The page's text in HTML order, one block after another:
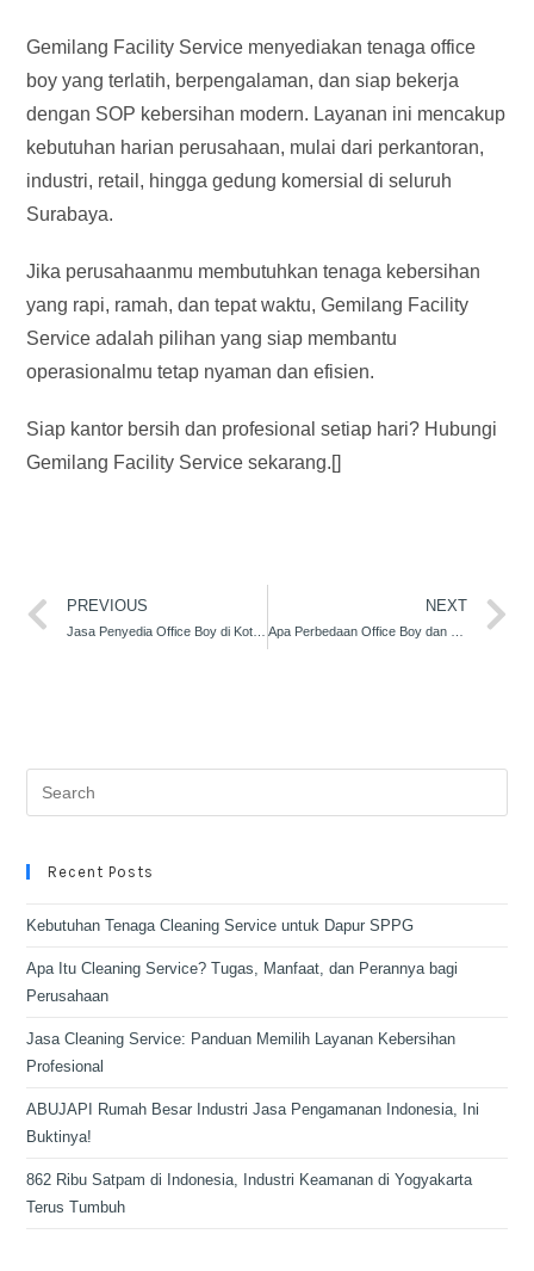
Gemilang Facility Service menyediakan tenaga office
boy yang terlatih, berpengalaman, dan siap bekerja
dengan SOP kebersihan modern. Layanan ini mencakup
kebutuhan harian perusahaan, mulai dari perkantoran,
industri, retail, hingga gedung komersial di seluruh
Surabaya.
Jika perusahaanmu membutuhkan tenaga kebersihan
yang rapi, ramah, dan tepat waktu, Gemilang Facility
Service adalah pilihan yang siap membantu
operasionalmu tetap nyaman dan efisien.
Siap kantor bersih dan profesional setiap hari? Hubungi
Gemilang Facility Service sekarang.[]
PREVIOUS NEXT
Recent Posts
Kebutuhan Tenaga Cleaning Service untuk Dapur SPPG
Apa Itu Cleaning Service? Tugas, Manfaat, dan Perannya bagi
Perusahaan
Jasa Cleaning Service: Panduan Memilih Layanan Kebersihan
Profesional
ABUJAPI Rumah Besar Industri Jasa Pengamanan Indonesia, Ini
Buktinya!
862 Ribu Satpam di Indonesia, Industri Keamanan di Yogyakarta
Terus Tumbuh